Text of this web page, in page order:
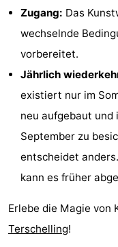
tun
Museen
Denkmäler
Kirchen
Aussichtspunkte
Attraktionen
Rundfahrten
Spielplätze
-
Zugang: Das
wechselnde
vorbereitet.
Jährlich
existiert nur im
neu aufgebaut und
September zu
entscheidet
kann es früher
Erlebe die Magie von
Terschelling!